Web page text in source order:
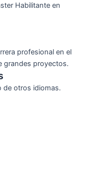
Habilitante en
profesional en el
grandes proyectos.
de otros idiomas.